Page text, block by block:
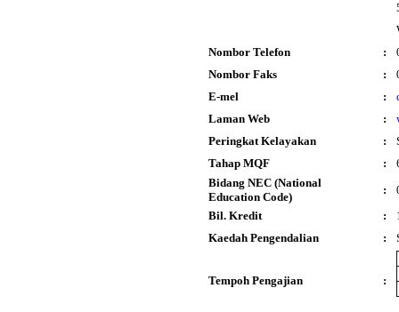
Nombor Telefon
:
Nombor Faks
:
E-mel
:
Laman Web
:
Peringkat Kelayakan
:
Tahap MQF
:
Bidang NEC (National
Education Code)
:
Bil. Kredit
:
Kaedah Pengendalian
:
Tempoh Pengajian :